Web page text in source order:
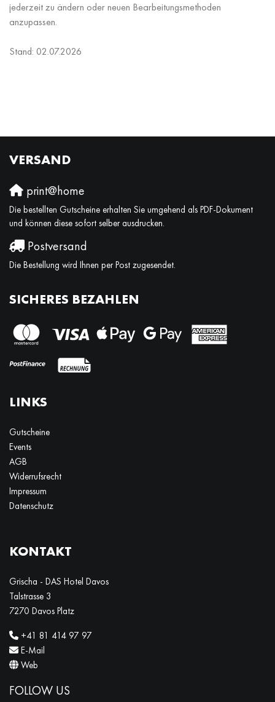
jederzeit zu ändern oder neuen Bearbeitungsmethoden
anzupassen.
Stand: 02.07.2026
VERSAND
print@home
Die bestellten Gutscheine erhalten Sie umgehend als PDF-Dokument
und können diese sofort selber ausdrucken.
Postversand
Die Bestellung wird Ihnen per Post zugesendet.
SICHERES BEZAHLEN
LINKS
Gutscheine
Events
AGB
Widerrufsrecht
Impressum
Datenschutz
KONTAKT
Grischa - DAS Hotel Davos
Talstrasse 3
7270 Davos Platz
+41 81 414 97 97
E-Mail
Web
FOLLOW US